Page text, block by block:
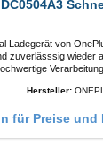
Ladegerät von
wieder auf.
Verarbeitung Anschlüsse: USB-A
Hersteller:
für Preise und